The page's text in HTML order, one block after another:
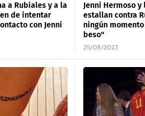
a Rubiales y a la
de intentar
con Jenni
Jenni Hermoso
estallan contra
ningún
beso"
25/08/2023